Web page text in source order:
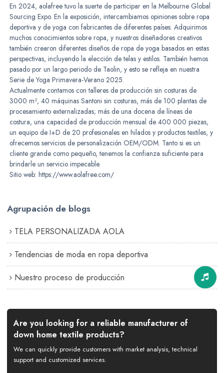
En 2024, aolafree tuvo la suerte de participar en la Melbourne Global
Sourcing Expo. En la exposición, intercambiamos opiniones sobre ropa
deportiva y de yoga con fabricantes de diferentes países. Adquirimos
muchos conocimientos sobre ropa, y nuestros diseñadores creativos
también crearon diferentes diseños de ropa de yoga basados en estas
perspectivas, incluyendo la elección de telas y estilos. También hemos
pasado por un largo periodo de Taolin, y esto se refleja en nuestra
Serie de Yoga Primavera-Verano 2025.
Actualmente contamos con talleres de producción sin costuras de
3000 m², 40 máquinas Santoni sin costuras, más de 100 plantas de
procesamiento externalizadas; más de una docena de líneas de
costura, una capacidad de producción mensual de 400 000 piezas,
un equipo de I+D de 20 profesionales en hilados y productos textiles, y
ofrecemos servicios de personalización OEM/ODM. Tanto si es un
cliente grande como pequeño, tenemos la confianza suficiente para
brindarle un servicio impecable.
Sitio web: https://www.aolafree.com/
Agrupación de blogs
TELA PERSONALIZADA AOLA
Tendencias de moda en ropa deportiva
Nuestro proceso de producción
Are you looking for a reliable manufacturer of
down home textile products?
We can quickly provide customers with market analysis, technical
support and customized services.